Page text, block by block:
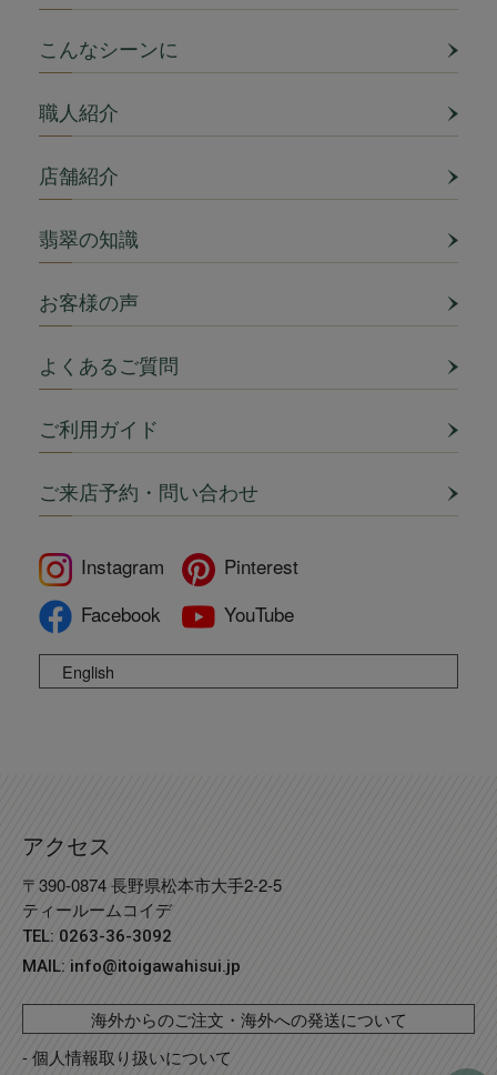
こんなシーンに
職人紹介
店舗紹介
翡翠の知識
お客様の声
よくあるご質問
ご利用ガイド
ご来店予約・問い合わせ
Instagram
Pinterest
Facebook
YouTube
English
アクセス
〒390-0874 長野県松本市大手2-2-5
ティールームコイデ
TEL: 0263-36-3092
MAIL: info@itoigawahisui.jp
海外からのご注文・海外への発送について
- 個人情報取り扱いについて